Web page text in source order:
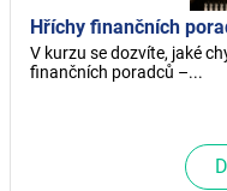
Hříchy finančních
V kurzu se dozvíte, jaké
finančních poradců –...